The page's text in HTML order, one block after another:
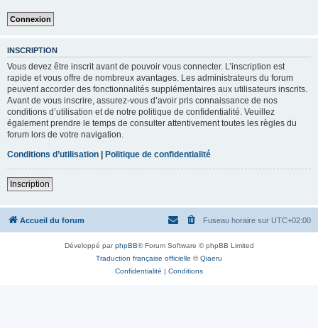
INSCRIPTION
Vous devez être inscrit avant de pouvoir vous connecter. L’inscription est
rapide et vous offre de nombreux avantages. Les administrateurs du forum
peuvent accorder des fonctionnalités supplémentaires aux utilisateurs inscrits.
Avant de vous inscrire, assurez-vous d’avoir pris connaissance de nos
conditions d’utilisation et de notre politique de confidentialité. Veuillez
également prendre le temps de consulter attentivement toutes les règles du
forum lors de votre navigation.
Conditions d’utilisation
Politique de confidentialité
Inscription
Accueil du forum Fuseau horaire sur UTC+02:00
Développé parphpBB® Forum Software © phpBB Limited
Traduction française officielle ©Qiaeru
Confidentialité | Conditions